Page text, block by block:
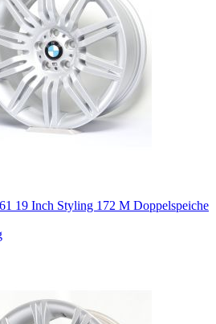
19 Inch Styling 172 M Doppelspeiche